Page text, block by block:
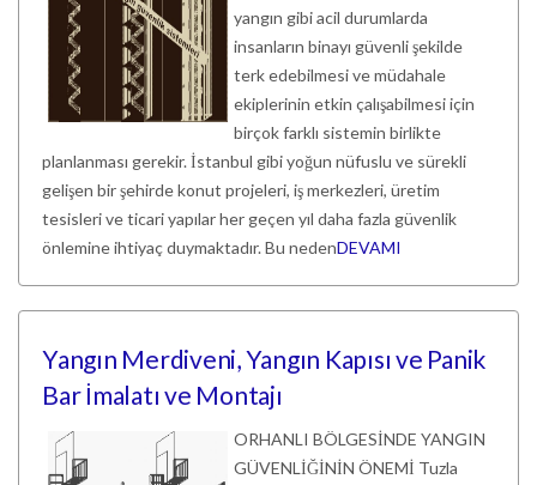
yangın gibi acil durumlarda
insanların binayı güvenli şekilde
terk edebilmesi ve müdahale
ekiplerinin etkin çalışabilmesi için
birçok farklı sistemin birlikte
planlanması gerekir. İstanbul gibi yoğun nüfuslu ve sürekli
gelişen bir şehirde konut projeleri, iş merkezleri, üretim
tesisleri ve ticari yapılar her geçen yıl daha fazla güvenlik
önlemine ihtiyaç duymaktadır. Bu nedenDEVAMI
Yangın Merdiveni, Yangın Kapısı ve Panik
Bar İmalatı ve Montajı
ORHANLI BÖLGESİNDE YANGIN
GÜVENLİĞİNİN ÖNEMİ Tuzla